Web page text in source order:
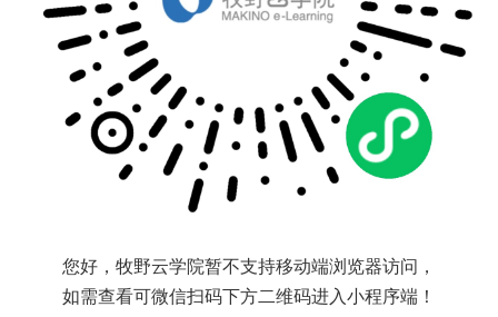
您好，牧野云学院暂不支持移动端浏览器访问，
如需查看可微信扫码下方二维码进入小程序端！